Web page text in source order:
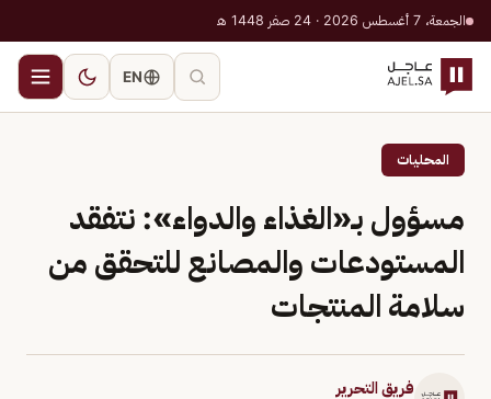
الجمعة، 7 أغسطس 2026 · 24 صفر 1448 هـ
EN
المحليات
مسؤول بـ«الغذاء والدواء»: نتفقد
المستودعات والمصانع للتحقق من
سلامة المنتجات
فريق التحرير